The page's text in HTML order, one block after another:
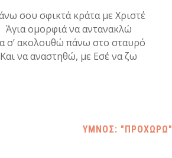
σου σφικτά κράτα με Χριστέ
Άγια ομορφιά να αντανακλώ
σ’ ακολουθώ πάνω στο σταυρό
Και να αναστηθώ, με Εσέ να ζω
ΥΜΝΟΣ: "ΠΡΟΧΩΡΩ"